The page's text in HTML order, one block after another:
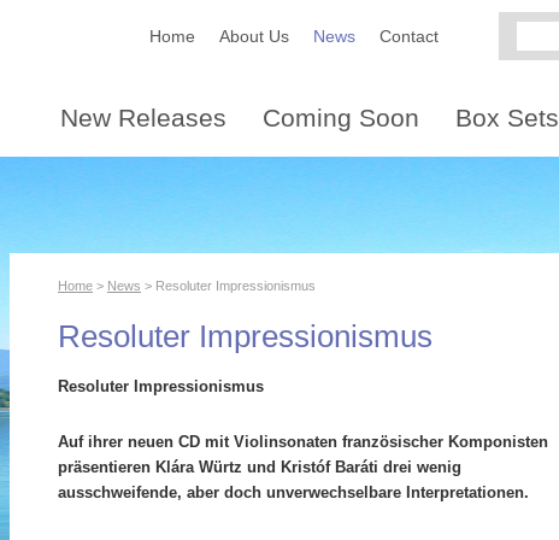
Home About Us News Contact
New Releases Coming Soon Box Sets
Home > News > Resoluter Impressionismus
Resoluter Impressionismus
Resoluter Impressionismus
Auf ihrer neuen CD mit Violinsonaten französischer Komponisten
präsentieren Klára Würtz und Kristóf Baráti drei wenig
ausschweifende, aber doch unverwechselbare Interpretationen.